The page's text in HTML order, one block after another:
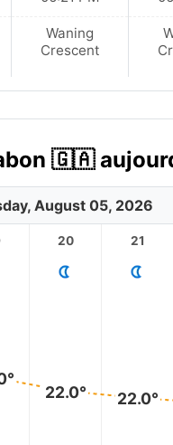
Waning
Crescent
🇬🇦
August 05, 2026
20
22.0°
21
22.0°